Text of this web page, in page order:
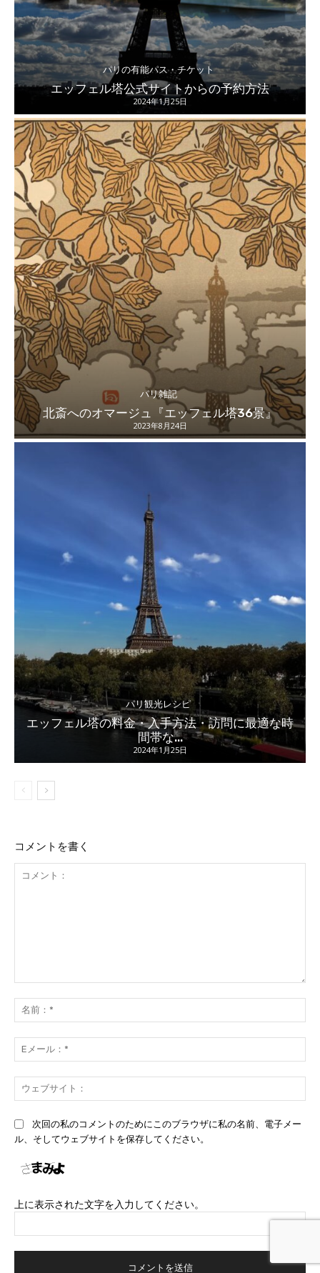
パリの有能パス・チケット
エッフェル塔公式サイトからの予約方法
2024年1月25日
パリ雑記
北斎へのオマージュ『エッフェル塔36景』
2023年8月24日
パリ観光レシピ
エッフェル塔の料金・入手方法・訪問に最適な時
間帯な...
2024年1月25日
コメントを書く
ン
ト：
前
*
メ
ー
*ェ
次回の私のコメントのためにこのブラウザに私の名前、電子メー
ル、そしてウェブサイトを保存してください。
上に表示された文字を入力してください。